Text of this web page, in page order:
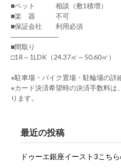
■ペット 相談（敷1積増）
■楽 器 不可
■保証会社 利用必須
―――――――
■間取り
□1R～1LDK（24.37㎡～50.60㎡）
※駐車場・バイク置場・駐輪場の詳
※カード決済希望時の決済手数料は
ります。
最近の投稿
ドゥーエ銀座イースト3こち